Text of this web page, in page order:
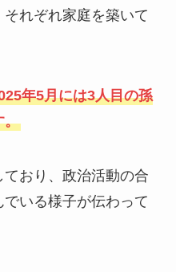
れぞれ家庭を築いて
年5月には3人目の孫
。
おり、政治活動の合
いる様子が伝わって